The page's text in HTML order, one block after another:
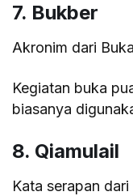
7. Bukber
Akronim dari
Kegiatan buka
biasanya
8. Qiamulail
Kata serapan dari